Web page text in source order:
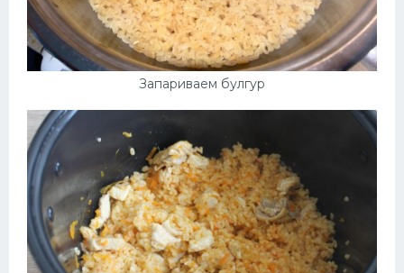
Запариваем булгур